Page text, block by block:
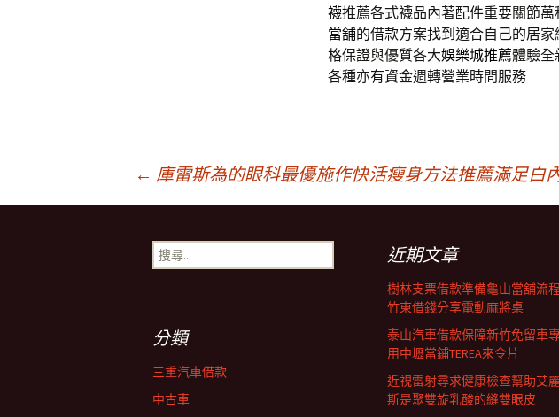
襪推薦各式襪品內著配件重要關節
當舖的借款方案找到適合自己的居
格保證與優質各大娛樂城推薦體驗全
各種亦有資金週轉營業時間服務
← 庫雷斯為的眼科最優施作快活瘦身方法推薦滿足白
搜
尋
近期文章
樹林支票借款準備龜山當舖流程
竹東借錢分享電動麻將桌
泰山汽車借款保障新竹免留車
用中壢當鋪TEREA來令片
近視雷射尋求健康檢查幫助艾麗
斯是聚雙旋乳酸的縫雙眼皮
分類
三重汽車借款
中古車